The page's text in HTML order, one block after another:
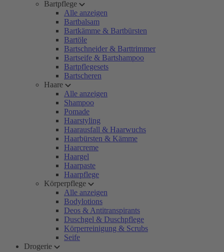
Bartpflege
Alle anzeigen
Bartbalsam
Bartkämme & Bartbürsten
Bartöle
Bartschneider & Barttrimmer
Bartseife & Bartshampoo
Bartpflegesets
Bartscheren
Haare
Alle anzeigen
Shampoo
Pomade
Haarstyling
Haarausfall & Haarwuchs
Haarbürsten & Kämme
Haarcreme
Haargel
Haarpaste
Haarpflege
Körperpflege
Alle anzeigen
Bodylotions
Deos & Antitranspirants
Duschgel & Duschpflege
Körperreinigung & Scrubs
Seife
Drogerie